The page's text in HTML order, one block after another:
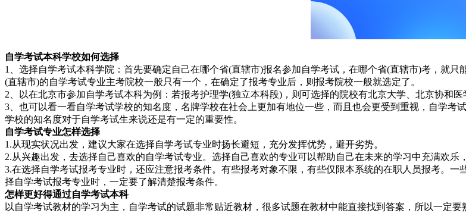
自学考试本科学校如何选择
1、选择自学考试本科学院：首先要确定自己在哪个省(直辖市)报名参加自学考试，在哪个省(直辖市)考，就
(直辖市)的自学考试专业主考院校一般只有一个，在确定了报考专业后，则报考院校一般就选定了。
2、以在北京市参加自学考试本科为例：若报考护理学(独立本科段)，则可选择的院校有北京大学、北京协和
3、也可以看一看自学考试学校的知名度，名牌学校在社会上更加有地位一些，而且也会更受到重视，自学
学校的知名度对于自学考试生来说还是有一定的重要性。
自学考试专业怎样选择
1.从现实状况出发，建议大家在选择自学考试专业时扬长避短，充分发挥优势，避开劣势。
2.从兴趣出发，去选择自己喜欢的自学考试专业。选择自己喜欢的专业可以帮助自己在未来的学习中充满欢乐
3.在选择自学考试报考专业时，还应注意报考条件。有些报考对象不限，有些仅限本系统的在职人员报考。
择自学考试报考专业时，一定要了解清楚报考条件。
怎样更好得通过自学考试本科
以自学考试教材的学习为主，自学考试的试题非常贴近教材，很多试题在教材中能直接找到答案，所以一定要